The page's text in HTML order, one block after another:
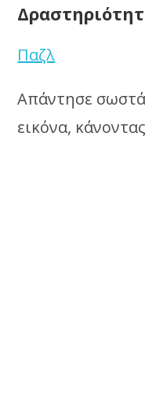
Παζλ
Απάντησε
εικόνα,